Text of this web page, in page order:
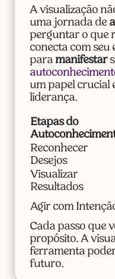
A visualização
uma jornada de
perguntar o que
conecta com seu
para manifestar
um papel crucial
liderança.
Etapas do
Reconhecer
Desejos
Visualizar
Resultados
Agir com
Cada passo que
propósito. A
ferramenta
futuro.